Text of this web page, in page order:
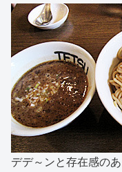
デデ～ンと存在感の